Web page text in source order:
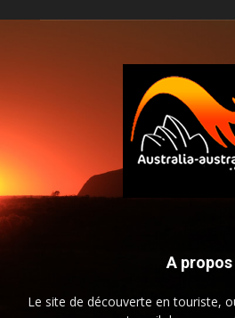
A propos
Le site de découverte en touriste,